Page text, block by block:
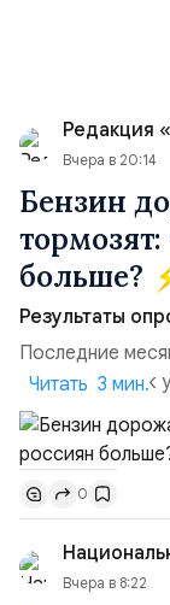
Редакция
Вчера в 20:14
Бензин
больше?
Результаты
Последние
адаптируется
стороны,
поставках
блокировки
российские
Читать 3 мин.
0
Вчера в 8:22